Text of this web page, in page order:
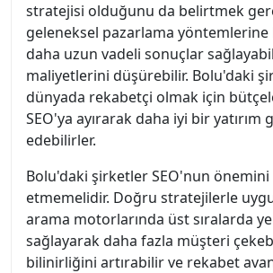
stratejisi olduğunu da belirtmek
geleneksel pazarlama yöntemlerine
daha uzun vadeli sonuçlar
maliyetlerini düşürebilir. Bolu'daki
dünyada rekabetçi olmak için
SEO'ya ayırarak daha iyi bir yatırım
edebilirler.
Bolu'daki şirketler SEO'nun önemini
etmemelidir. Doğru stratejilerle
arama motorlarında üst sıralarda
sağlayarak daha fazla müşteri
bilinirliğini artırabilir ve rekabet